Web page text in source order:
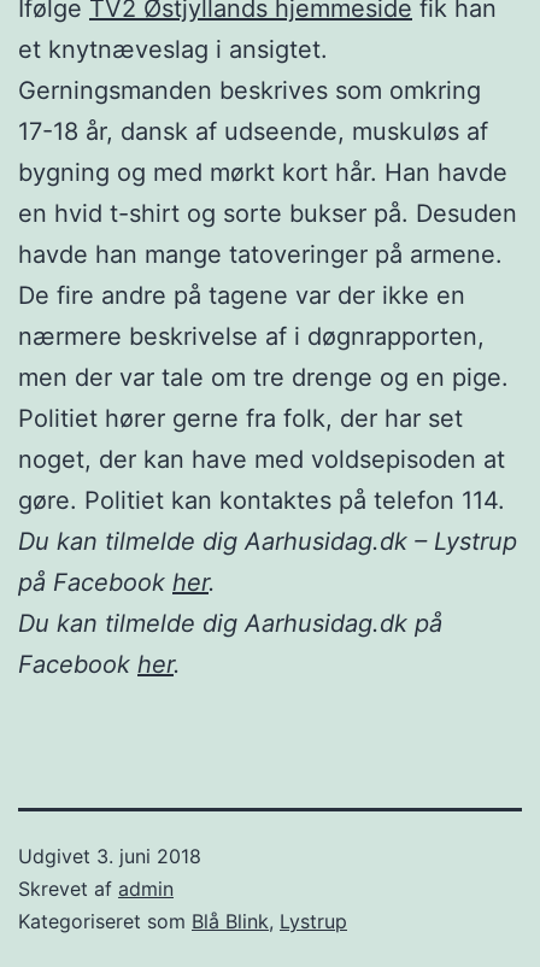
Ifølge TV2 Østjyllands hjemmeside fik han
et knytnæveslag i ansigtet.
Gerningsmanden beskrives som omkring
17-18 år, dansk af udseende, muskuløs af
bygning og med mørkt kort hår. Han havde
en hvid t-shirt og sorte bukser på. Desuden
havde han mange tatoveringer på armene.
De fire andre på tagene var der ikke en
nærmere beskrivelse af i døgnrapporten,
men der var tale om tre drenge og en pige.
Politiet hører gerne fra folk, der har set
noget, der kan have med voldsepisoden at
gøre. Politiet kan kontaktes på telefon 114.
Du kan tilmelde dig Aarhusidag.dk – Lystrup
på Facebook her.
Du kan tilmelde dig Aarhusidag.dk på
Facebook her.
Udgivet 3. juni 2018
Skrevet af admin
Kategoriseret som Blå Blink, Lystrup